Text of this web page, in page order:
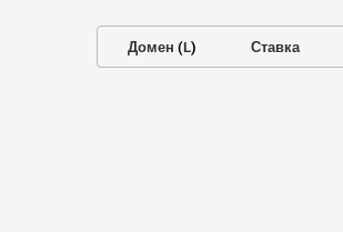
Домен (L) Ставка